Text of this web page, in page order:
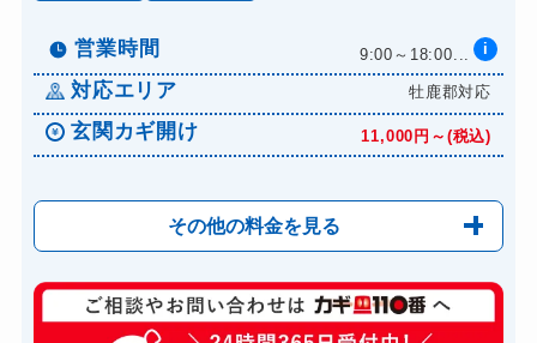
ドアノブカギ作成 8,800円～(税込)
ドアノブカギ交換 11,000円～(税込)
営業時間 9:00～18:00... i
対応エリア 牡鹿郡対応
玄関カギ開け 11,000円～(税込)
その他の料金を見る
玄関カギ修理 6,600円～(税込)